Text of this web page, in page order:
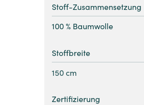
Stoff-Zusammensetzung
100 % Baumwolle
Stoffbreite
150 cm
Zertifizierung